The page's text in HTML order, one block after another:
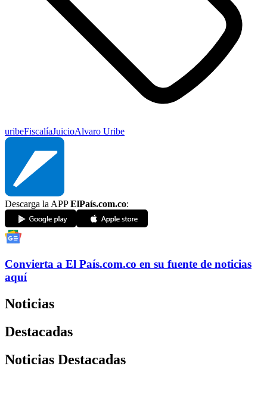
uribeFiscalíaJuicioAlvaro Uribe
Descarga la APPElPaís.com.co:
Convierta a El País.com.co en su fuente de noticias
aquí
Noticias
Destacadas
Noticias Destacadas